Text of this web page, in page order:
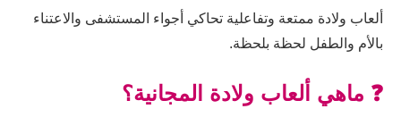
ألعاب ولادة ممتعة وتفاعلية تحاكي أجواء المستشفى والاعتناء
بالأم والطفل لحظة بلحظة.
❓ ماهي ألعاب ولادة المجانية؟